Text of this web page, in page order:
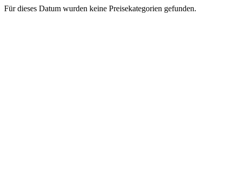
Für dieses Datum wurden keine Preisekategorien gefunden.